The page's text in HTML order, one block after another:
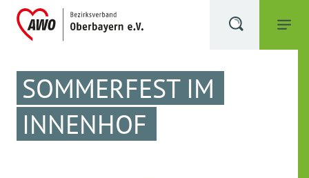
SOMMERFEST IM
INNENHOF